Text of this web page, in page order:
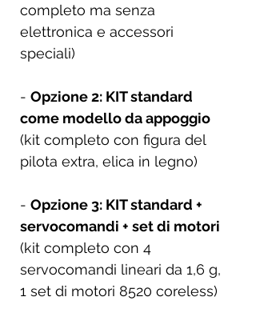
completo ma senza
elettronica e accessori
speciali)
- Opzione 2: KIT standard
come modello da appoggio
(kit completo con figura del
pilota extra, elica in legno)
- Opzione 3: KIT standard +
servocomandi + set di motori
(kit completo con 4
servocomandi lineari da 1,6 g,
1 set di motori 8520 coreless)